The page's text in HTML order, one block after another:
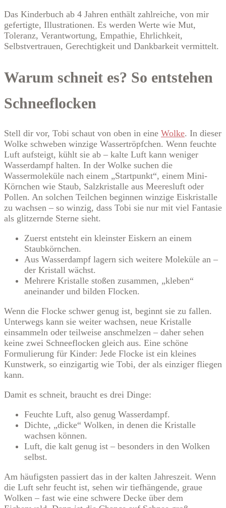
Das Kinderbuch ab 4 Jahren enthält zahlreiche, von mir
gefertigte, Illustrationen. Es werden Werte wie Mut,
Toleranz, Verantwortung, Empathie, Ehrlichkeit,
Selbstvertrauen, Gerechtigkeit und Dankbarkeit vermittelt.
Warum schneit es? So entstehen
Schneeflocken
Stell dir vor, Tobi schaut von oben in eine Wolke. In dieser
Wolke schweben winzige Wassertröpfchen. Wenn feuchte
Luft aufsteigt, kühlt sie ab – kalte Luft kann weniger
Wasserdampf halten. In der Wolke suchen die
Wassermoleküle nach einem „Startpunkt“, einem Mini-
Körnchen wie Staub, Salzkristalle aus Meeresluft oder
Pollen. An solchen Teilchen beginnen winzige Eiskristalle
zu wachsen – so winzig, dass Tobi sie nur mit viel Fantasie
als glitzernde Sterne sieht.
Zuerst entsteht ein kleinster Eiskern an einem
Staubkörnchen.
Aus Wasserdampf lagern sich weitere Moleküle an –
der Kristall wächst.
Mehrere Kristalle stoßen zusammen, „kleben“
aneinander und bilden Flocken.
Wenn die Flocke schwer genug ist, beginnt sie zu fallen.
Unterwegs kann sie weiter wachsen, neue Kristalle
einsammeln oder teilweise anschmelzen – daher sehen
keine zwei Schneeflocken gleich aus. Eine schöne
Formulierung für Kinder: Jede Flocke ist ein kleines
Kunstwerk, so einzigartig wie Tobi, der als einziger fliegen
kann.
Damit es schneit, braucht es drei Dinge:
Feuchte Luft, also genug Wasserdampf.
Dichte, „dicke“ Wolken, in denen die Kristalle
wachsen können.
Luft, die kalt genug ist – besonders in den Wolken
selbst.
Am häufigsten passiert das in der kalten Jahreszeit. Wenn
die Luft sehr feucht ist, sehen wir tiefhängende, graue
Wolken – fast wie eine schwere Decke über dem